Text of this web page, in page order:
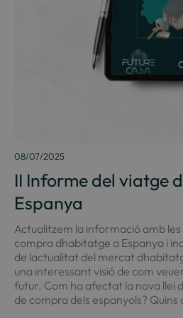
08/07/2025
II Informe del viatge
Espanya
Actualitzem la informació amb
compra dhabitatge a Espanya i
de lactualitat del mercat
una interessant visió de com
futur. Com ha afectat la nova llei
de compra dels espanyols? Quins